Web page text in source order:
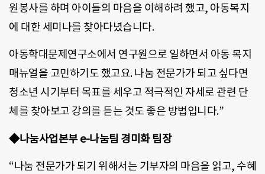
원봉사를 하며 아이들의 마음을 이해하려 했고, 아동복지
에 대한 세미나를 찾아다녔습니다.
아동학대문제연구소에서 연구원으로 일하면서 아동 복지
매뉴얼을 고민하기도 했고요. 나눔 전문가가 되고 싶다면
청소년 시기부터 목표를 세우고 적극적인 자세로 관련 단
체를 찾아보고 강의를 듣는 것도 좋은 방법입니다.”
◆나눔사업본부 e-나눔팀 경미화 팀장
“나눔 전문가가 되기 위해서는 기부자의 마음을 읽고, 수혜